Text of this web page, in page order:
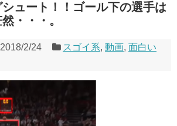
ュート！！ゴール下の選手は
・・・。
2018/2/24 スゴイ系,動画,面白い